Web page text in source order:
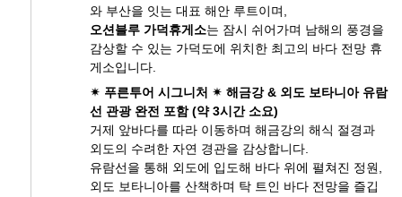
와 부산을 잇는 대표 해안 루트이며,
오션블루 가덕휴게소는 잠시 쉬어가며 남해의 풍경을
감상할 수 있는 가덕도에 위치한 최고의 바다 전망 휴
게소입니다.
✴ 푸른투어 시그니처 ✴ 해금강 & 외도 보타니아 유람
선 관광 완전 포함 (약 3시간 소요)
거제 앞바다를 따라 이동하며 해금강의 해식 절경과
외도의 수려한 자연 경관을 감상합니다.
유람선을 통해 외도에 입도해 바다 위에 펼쳐진 정원,
외도 보타니아를 산책하며 탁 트인 바다 전망을 즐깁